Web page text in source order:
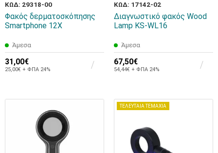
ΚΩΔ: 29318-00
Φακός δερματοσκόπησης
Smartphone 12Χ
Άμεσα
31,00€
25,00€ + ΦΠΑ 24%
ΚΩΔ: 17142-02
Διαγνωστικό φακός Wood
Lamp KS-WL16
Άμεσα
67,50€
54,44€ + ΦΠΑ 24%
ΤΕΛΕΥΤΑΙΑ ΤΕΜΑΧΙΑ